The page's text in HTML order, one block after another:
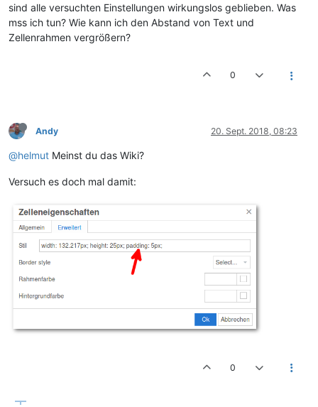
sind alle versuchten Einstellungen wirkungslos geblieben. Was
mss ich tun? Wie kann ich den Abstand von Text und
Zellenrahmen vergrößern?
0
Andy 20. Sept. 2018, 08:23
@helmut Meinst du das Wiki?
Versuch es doch mal damit:
0